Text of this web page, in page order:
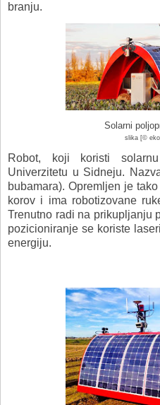
branju.
Solarni
slika [©
Robot, koji koristi
Univerzitetu u Sidneju.
bubamara). Opremljen je
korov i ima robotizovane
Trenutno radi na prikupljanju
pozicioniranje se koriste
energiju.